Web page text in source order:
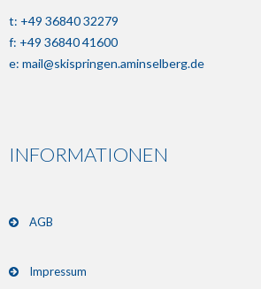
t: +49 36840 32279
f: +49 36840 41600
e: mail@skispringen.aminselberg.de
INFORMATIONEN
AGB
Impressum